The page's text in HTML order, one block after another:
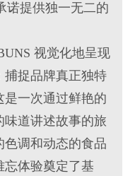
诺提供独一无二的
视觉化地呈现
捕捉品牌真正独特
是一次通过鲜艳的
道讲述故事的旅
调和动态的食品
忘体验奠定了基